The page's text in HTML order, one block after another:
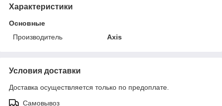
Характеристики
Основные
Производитель
Axis
Условия доставки
Доставка осуществляется только по предоплате.
Самовывоз